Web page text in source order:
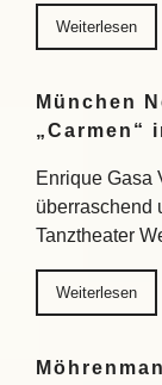
Weiterlesen
München
„Carmen“
Enrique Gasa
überraschend
Tanztheater
Weiterlesen